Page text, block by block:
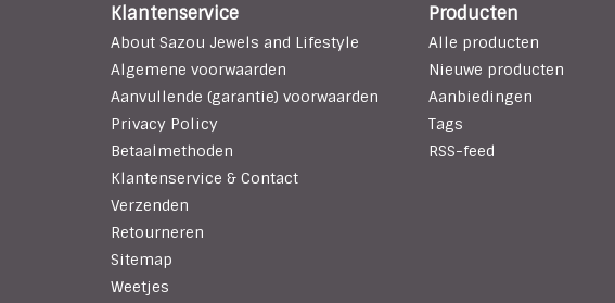
Klantenservice
About Sazou Jewels and Lifestyle
Algemene voorwaarden
Aanvullende (garantie) voorwaarden
Privacy Policy
Betaalmethoden
Klantenservice & Contact
Verzenden
Retourneren
Sitemap
Weetjes
Producten
Alle producten
Nieuwe producten
Aanbiedingen
Tags
RSS-feed